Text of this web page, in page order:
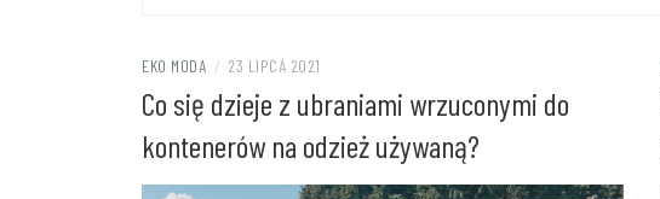
EKO MODA / 23 LIPCA 2021
Co się dzieje z ubraniami wrzuconymi do
kontenerów na odzież używaną?